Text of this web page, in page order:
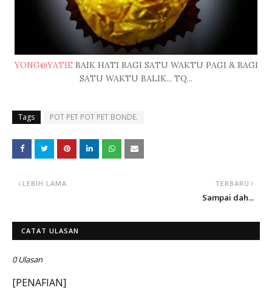
YONG@YATIE BAIK HATI BAGI SATU WAKTU PAGI & BAGI
SATU WAKTU BALIK... TQ...
Tags POT PET POT PET BONDE.
TERBARU
Sampai dah...
LEBIH LAMA
CATAT ULASAN
0 Ulasan
[PENAFIAN]